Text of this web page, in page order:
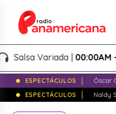
Variada |00:00AM -
ESPECTÁCULOS
Óscar
ESPECTÁCULOS
Naldy